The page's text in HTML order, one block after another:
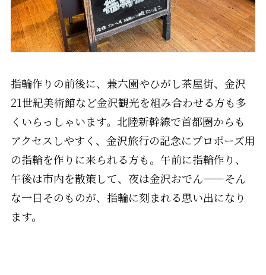
指輪作りの前後に、兼六園やひがし茶屋街、金沢
21世紀美術館など金沢観光を組み合わせる方も多
くいらっしゃいます。北陸新幹線で首都圏からも
アクセスしやすく、金沢旅行の記念にプロポーズ用
の指輪を作りに来られる方も。午前に指輪作り、
午後は市内を散策して、夜は金沢おでん——そん
な一日そのものが、指輪に刻まれる思い出になり
ます。